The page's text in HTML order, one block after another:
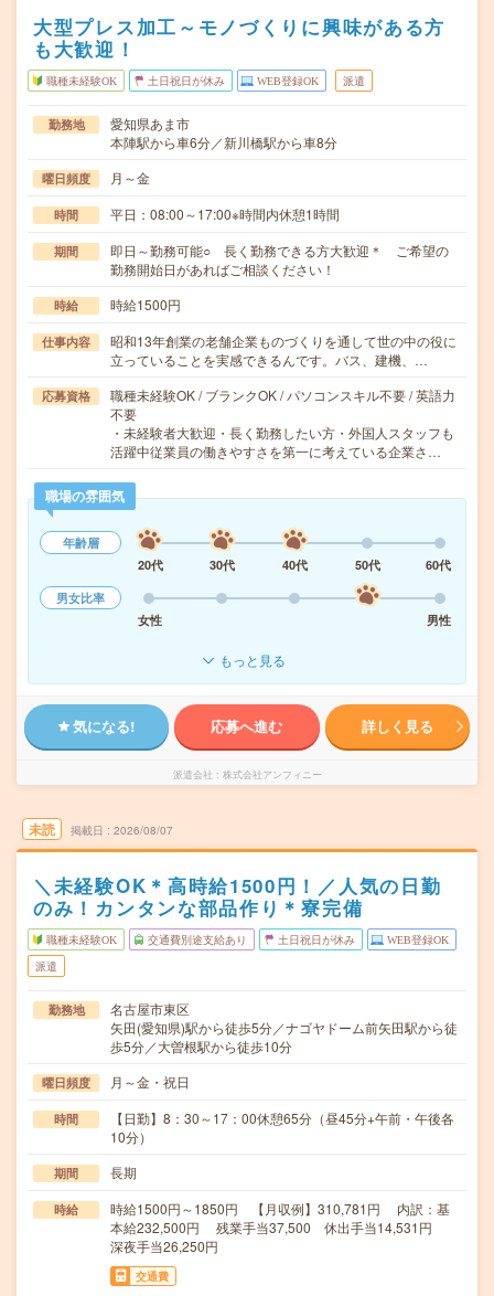
大型プレス加工～モノづくりに興味がある方
も大歓迎！
職種未経験OK 土日祝日が休み WEB登録OK 派遣
勤務地
愛知県あま市
本陣駅から車6分／新川橋駅から車8分
曜日頻度 月～金
時間 平日：08:00～17:00※時間内休憩1時間
期間
即日～勤務可能○ 長く勤務できる方大歓迎＊ ご希望の
勤務開始日があればご相談ください！
時給 時給1500円
仕事内容
昭和13年創業の老舗企業ものづくりを通して世の中の役に
立っていることを実感できるんです。バス、建機、…
応募資格
職種未経験OK / ブランクOK / パソコンスキル不要 / 英語力
不要
・未経験者大歓迎・長く勤務したい方・外国人スタッフも
活躍中従業員の働きやすさを第一に考えている企業さ…
職場の雰囲気
年齢層
20代
30代 40代 50代
60代
男女比率
女性
男性
もっと見る
気になる! 応募へ進む 詳しく見る
派遣会社 株式会社アンフィニー
未読 掲載日 2026/08/07
＼未経験OK＊高時給1500円！／人気の日勤
のみ！カンタンな部品作り＊寮完備
職種未経験OK 交通費別途支給あり 土日祝日が休み WEB登録OK
派遣
勤務地
名古屋市東区
矢田(愛知県)駅から徒歩5分／ナゴヤドーム前矢田駅から徒
歩5分／大曽根駅から徒歩10分
曜日頻度 月～金・祝日
時間
【日勤】8：30～17：00休憩65分（昼45分+午前・午後各
10分）
期間 長期
時給
時給1500円～1850円 【月収例】310,781円 内訳：基
本給232,500円 残業手当37,500 休出手当14,531円
深夜手当26,250円
交通費